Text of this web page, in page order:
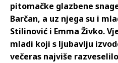
pitomačke glazbene
Barčan, a uz njega su i
Stilinović i Emma Živko.
mladi koji s ljubavlju
večeras najviše